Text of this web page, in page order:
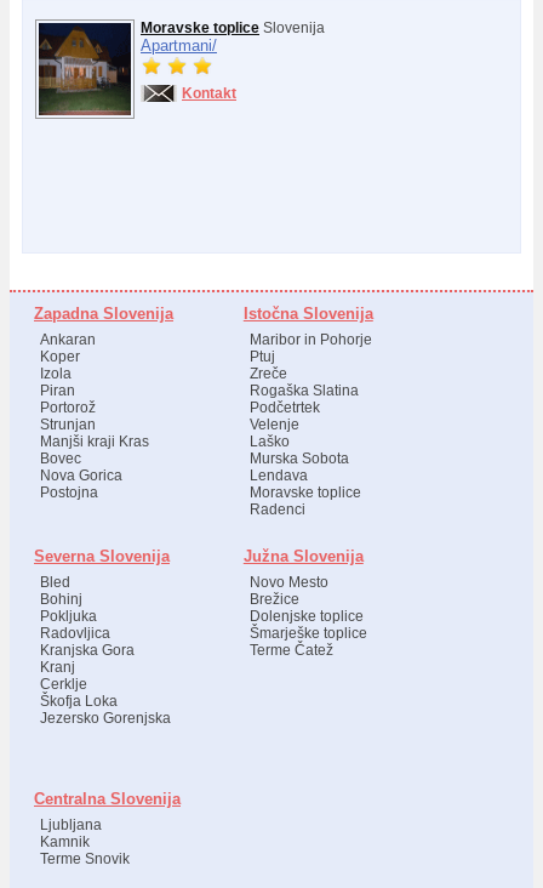
Moravske toplice Slovenija
Apartmani/
Kontakt
Zapadna Slovenija
Ankaran
Koper
Izola
Piran
Portorož
Strunjan
Manjši kraji Kras
Bovec
Nova Gorica
Postojna
Istočna Slovenija
Maribor in Pohorje
Ptuj
Zreče
Rogaška Slatina
Podčetrtek
Velenje
Laško
Murska Sobota
Lendava
Moravske toplice
Radenci
Severna Slovenija
Bled
Bohinj
Pokljuka
Radovljica
Kranjska Gora
Kranj
Cerklje
Škofja Loka
Jezersko Gorenjska
Južna Slovenija
Novo Mesto
Brežice
Dolenjske toplice
Šmarješke toplice
Terme Čatež
Centralna Slovenija
Ljubljana
Kamnik
Terme Snovik